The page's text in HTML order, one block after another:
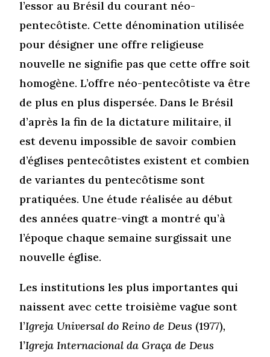
l’essor au Brésil du courant néo-
pentecôtiste. Cette dénomination utilisée
pour désigner une offre religieuse
nouvelle ne signifie pas que cette offre soit
homogène. L’offre néo-pentecôtiste va être
de plus en plus dispersée. Dans le Brésil
d’après la fin de la dictature militaire, il
est devenu impossible de savoir combien
d’églises pentecôtistes existent et combien
de variantes du pentecôtisme sont
pratiquées. Une étude réalisée au début
des années quatre-vingt a montré qu’à
l’époque chaque semaine surgissait une
nouvelle église.
Les institutions les plus importantes qui
naissent avec cette troisième vague sont
l’Igreja Universal do Reino de Deus (1977),
l’Igreja Internacional da Graça de Deus